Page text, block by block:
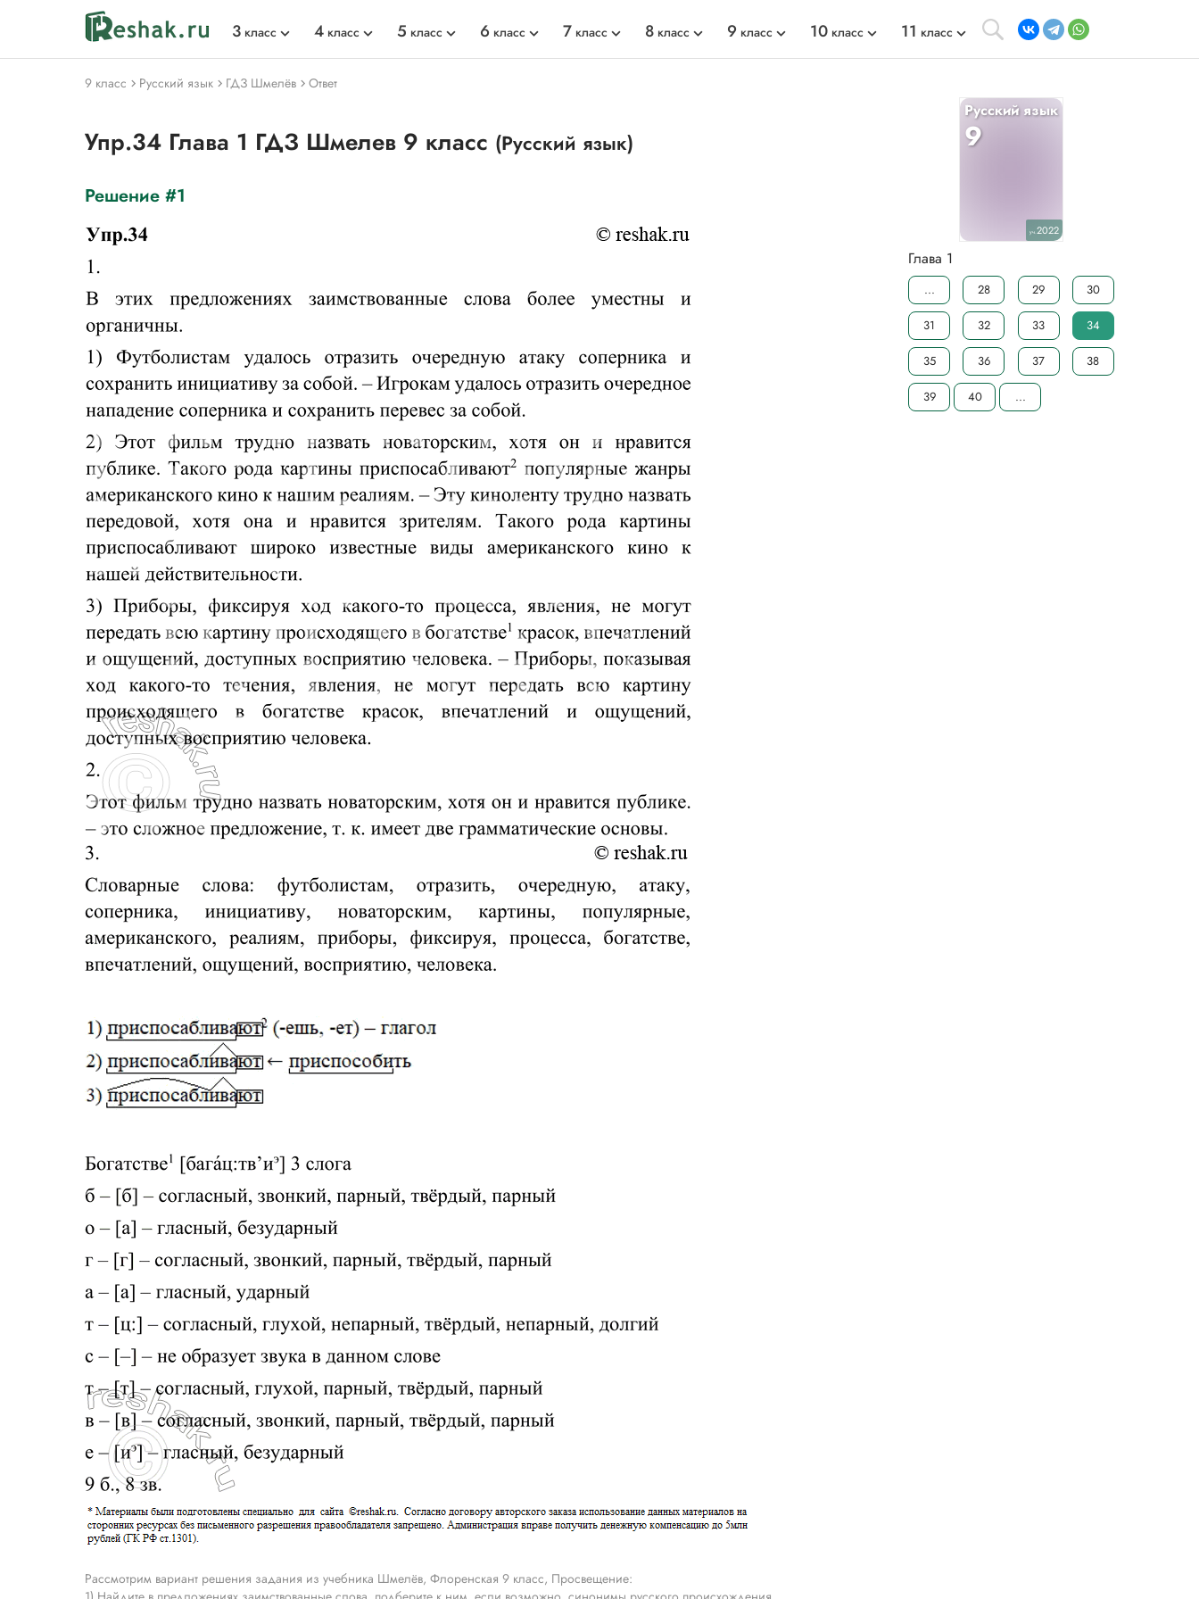
3 класс 4 класс 5 класс 6 класс 7 класс 8 класс 9 класс 10 класс 11 класс
9 класс Русский язык ГДЗ Шмелёв Ответ
Упр.34 Глава 1 ГДЗ Шмелев 9 класс (Русский язык)
Решение #1
Рассмотрим вариант решения задания из учебника Шмелёв, Флоренская 9 класс, Просвещение:
Русский язык
9
уч.2022
Глава 1
... 28 29 30
31 32 33 34
35 36 37 38
39 40 ...